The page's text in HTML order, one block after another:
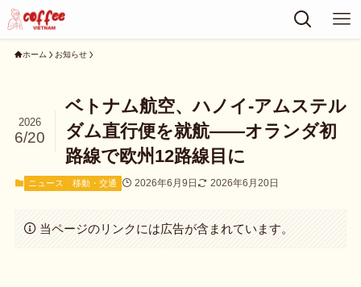
ホーム お知らせ
ベトナム航空、ハノイ-アムステル
ダム直行便を就航——オランダ初
路線で欧州12路線目に
2026
6/20
ニュース 移動・交通 2026年6月9日 2026年6月20日
当ページのリンクには広告が含まれています。